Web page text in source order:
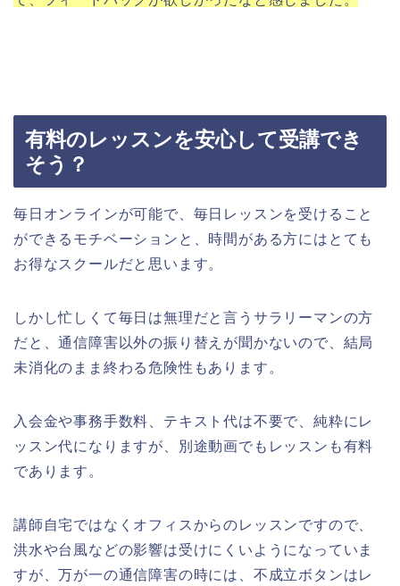
有料のレッスンを安心して受講でき
そう？
毎日オンラインが可能で、毎日レッスンを受けること
ができるモチベーションと、時間がある方にはとても
お得なスクールだと思います。
しかし忙しくて毎日は無理だと言うサラリーマンの方
だと、通信障害以外の振り替えが聞かないので、結局
未消化のまま終わる危険性もあります。
入会金や事務手数料、テキスト代は不要で、純粋にレ
ッスン代になりますが、別途動画でもレッスンも有料
であります。
講師自宅ではなくオフィスからのレッスンですので、
洪水や台風などの影響は受けにくいようになっていま
すが、万が一の通信障害の時には、不成立ボタンはレ